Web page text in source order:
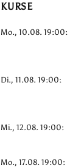
KURSE
Mo., 10.08. 19:00:
Di., 11.08. 19:00:
Mi., 12.08. 19:00:
Mo., 17.08. 19:00: